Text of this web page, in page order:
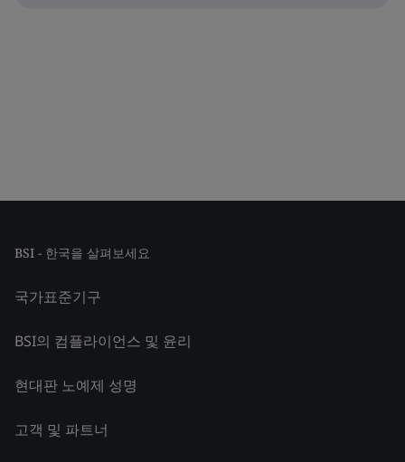
BSI - 한국을 살펴보세요
국가표준기구
BSI의 컴플라이언스 및 윤리
현대판 노예제 성명
고객 및 파트너